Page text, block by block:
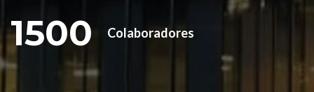
1500 Colaboradores